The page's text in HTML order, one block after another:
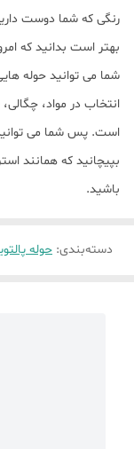
رنگی که شما دوست
بهتر است بدانید که
شما می توانید حوله
انتخاب در مواد،
است. پس شما می
بپیچانید که همانند
باشید.
دسته‌بندی: حوله